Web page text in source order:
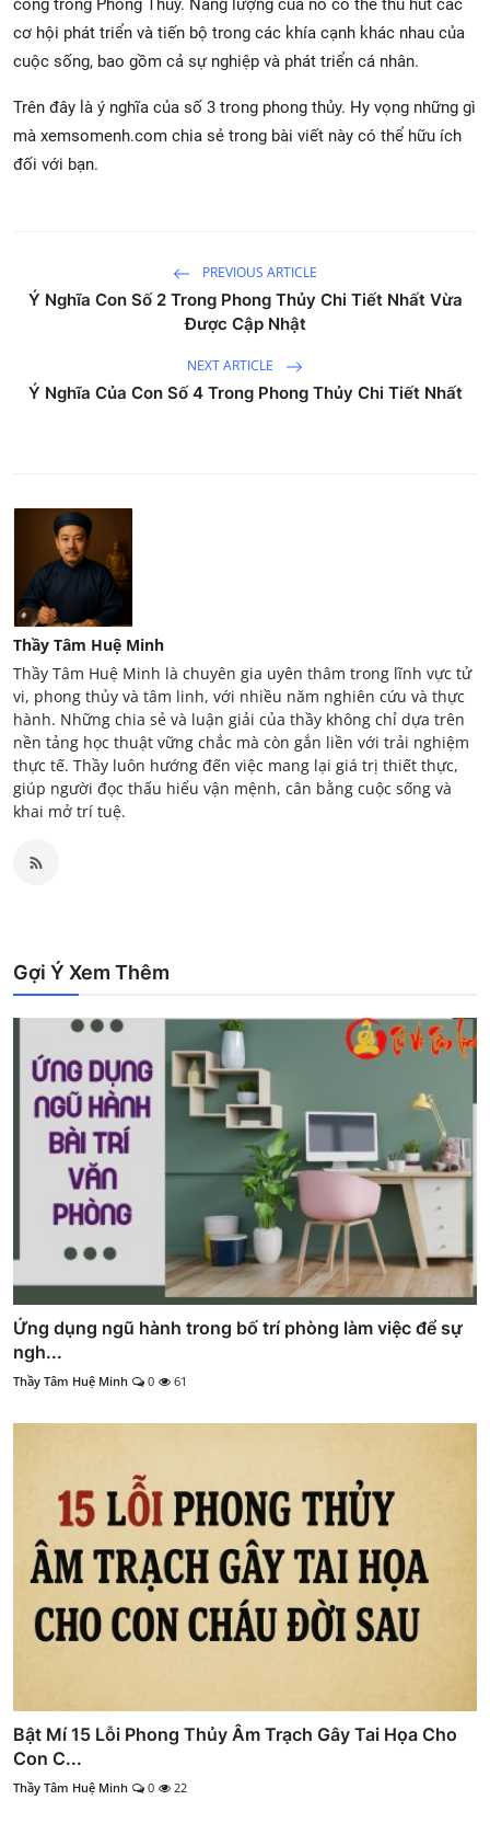
công trong Phong Thủy. Năng lượng của nó có thể thu hút các
cơ hội phát triển và tiến bộ trong các khía cạnh khác nhau của
cuộc sống, bao gồm cả sự nghiệp và phát triển cá nhân.
Trên đây là ý nghĩa của số 3 trong phong thủy. Hy vọng những gì
mà xemsomenh.com chia sẻ trong bài viết này có thể hữu ích
đối với bạn.
PREVIOUS ARTICLE
Ý Nghĩa Con Số 2 Trong Phong Thủy Chi Tiết Nhất Vừa
Được Cập Nhật
NEXT ARTICLE
Ý Nghĩa Của Con Số 4 Trong Phong Thủy Chi Tiết Nhất
Thầy Tâm Huệ Minh
Thầy Tâm Huệ Minh là chuyên gia uyên thâm trong lĩnh vực tử
vi, phong thủy và tâm linh, với nhiều năm nghiên cứu và thực
hành. Những chia sẻ và luận giải của thầy không chỉ dựa trên
nền tảng học thuật vững chắc mà còn gắn liền với trải nghiệm
thực tế. Thầy luôn hướng đến việc mang lại giá trị thiết thực,
giúp người đọc thấu hiểu vận mệnh, cân bằng cuộc sống và
khai mở trí tuệ.
Gợi Ý Xem Thêm
Ứng dụng ngũ hành trong bố trí phòng làm việc để sự
ngh...
Thầy Tâm Huệ Minh 0 61
Bật Mí 15 Lỗi Phong Thủy Âm Trạch Gây Tai Họa Cho
Con C...
Thầy Tâm Huệ Minh 0 22